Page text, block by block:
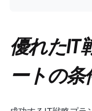
優れたIT
ートの条